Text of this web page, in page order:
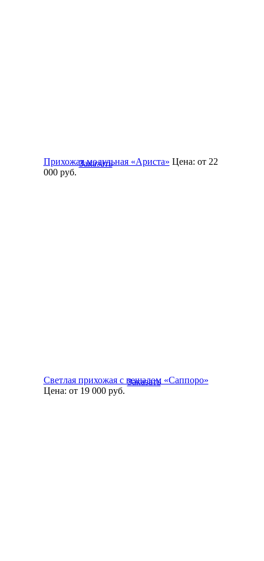
Прихожая модульная «Ариста» Цена: от 22
000руб.
Заказать
Светлая прихожая с вешалом «Саппоро»
Цена: от 19 000руб.
Заказать